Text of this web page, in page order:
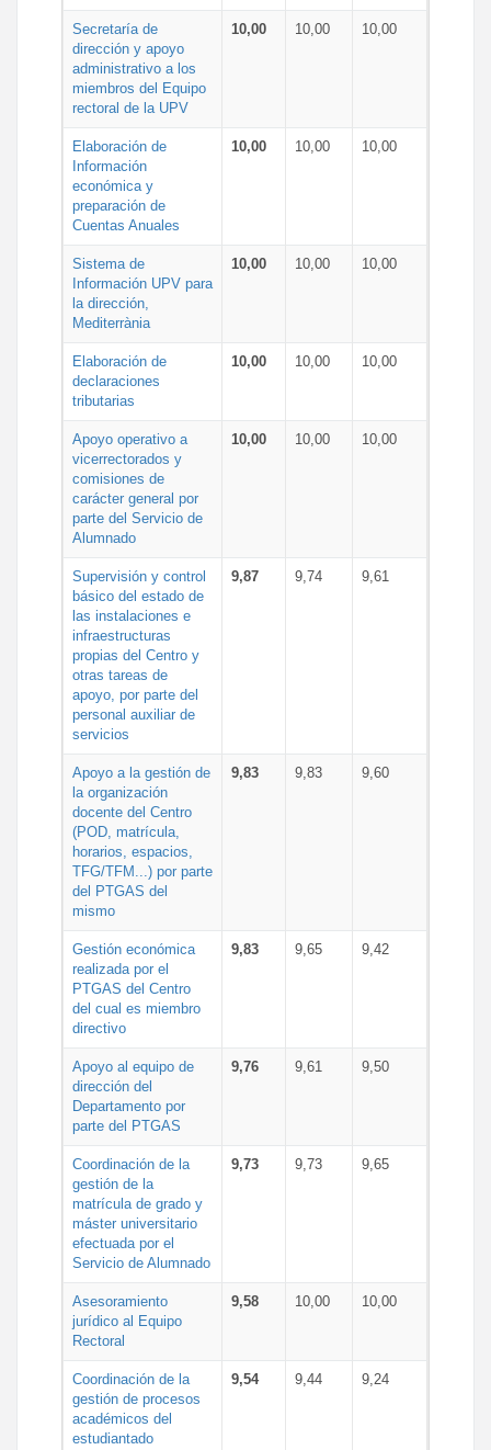
Secretaría de
dirección y apoyo
administrativo a los
miembros del Equipo
rectoral de la UPV
10,00 10,00 10,00
Elaboración de
Información
económica y
preparación de
Cuentas Anuales
10,00 10,00 10,00
Sistema de
Información UPV para
la dirección,
Mediterrània
10,00 10,00 10,00
Elaboración de
declaraciones
tributarias
10,00 10,00 10,00
Apoyo operativo a
vicerrectorados y
comisiones de
carácter general por
parte del Servicio de
Alumnado
10,00 10,00 10,00
Supervisión y control
básico del estado de
las instalaciones e
infraestructuras
propias del Centro y
otras tareas de
apoyo, por parte del
personal auxiliar de
servicios
9,87 9,74 9,61
Apoyo a la gestión de
la organización
docente del Centro
(POD, matrícula,
horarios, espacios,
TFG/TFM...) por parte
del PTGAS del
mismo
9,83 9,83 9,60
Gestión económica
realizada por el
PTGAS del Centro
del cual es miembro
directivo
9,83 9,65 9,42
Apoyo al equipo de
dirección del
Departamento por
parte del PTGAS
9,76 9,61 9,50
Coordinación de la
gestión de la
matrícula de grado y
máster universitario
efectuada por el
Servicio de Alumnado
9,73 9,73 9,65
Asesoramiento
jurídico al Equipo
Rectoral
9,58 10,00 10,00
Coordinación de la
gestión de procesos
académicos del
estudiantado
9,54 9,44 9,24